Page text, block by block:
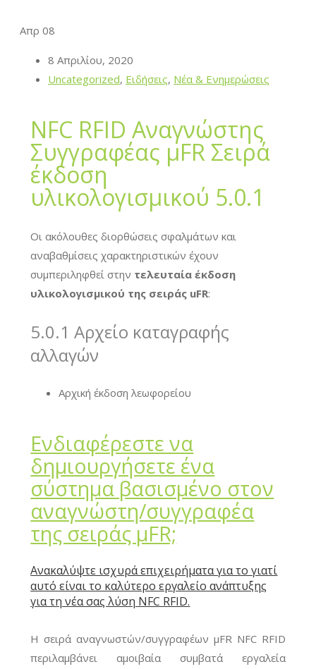
Απρ 08
8 Απριλίου, 2020
Uncategorized, Ειδήσεις, Νέα & Ενημερώσεις
NFC RFID Αναγνώστης
Συγγραφέας μFR Σειρά
έκδοση
υλικολογισμικού 5.0.1
Οι ακόλουθες διορθώσεις σφαλμάτων και
αναβαθμίσεις χαρακτηριστικών έχουν
συμπεριληφθεί στην τελευταία έκδοση
υλικολογισμικού της σειράς uFR:
5.0.1 Αρχείο καταγραφής
αλλαγών
Αρχική έκδοση λεωφορείου
Ενδιαφέρεστε να
δημιουργήσετε ένα
σύστημα βασισμένο στον
αναγνώστη/συγγραφέα
της σειράς μFR;
Ανακαλύψτε ισχυρά επιχειρήματα για το γιατί
αυτό είναι το καλύτερο εργαλείο ανάπτυξης
για τη νέα σας λύση NFC RFID.
Η σειρά αναγνωστών/συγγραφέων μFR NFC RFID
περιλαμβάνει αμοιβαία συμβατά εργαλεία